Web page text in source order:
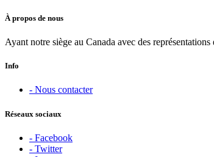
À propos de nous
Ayant notre siège au Canada avec des
Info
- Nous contacter
Réseaux sociaux
- Facebook
- Twitter